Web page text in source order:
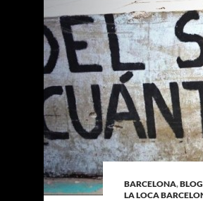
BARCELONA,
LA LOCA